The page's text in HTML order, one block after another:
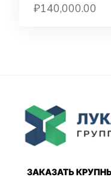
₽140,000.00